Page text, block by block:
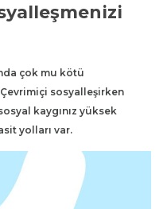
çok mu kötü
Çevrimiçi sosyalleşirken
kaygınız yüksek
yolları var.